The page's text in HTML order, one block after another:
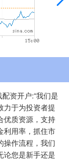
资开户:“我们是
力于为投资者提
优质资源，支持
利用率，抓住市
操作流程，我们
论您是新手还是